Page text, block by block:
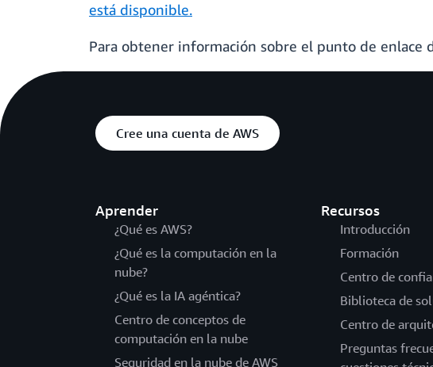
está disponible.
Para obtener información sobre el punto de enlace
Cree una cuenta de AWS
Aprender
¿Qué es AWS?
¿Qué es la computación en la
nube?
¿Qué es la IA agéntica?
Centro de conceptos de
computación en la nube
Seguridad en la nube de AWS
Recursos
Introducción
Formación
Centro de
Biblioteca de
Centro de
Preguntas